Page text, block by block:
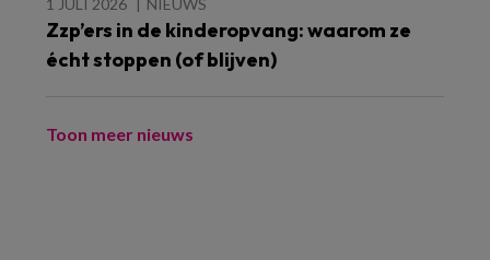
1 JULI 2026 NIEUWS
Zzp’ers in de kinderopvang: waarom ze
écht stoppen (of blijven)
Toon meer nieuws